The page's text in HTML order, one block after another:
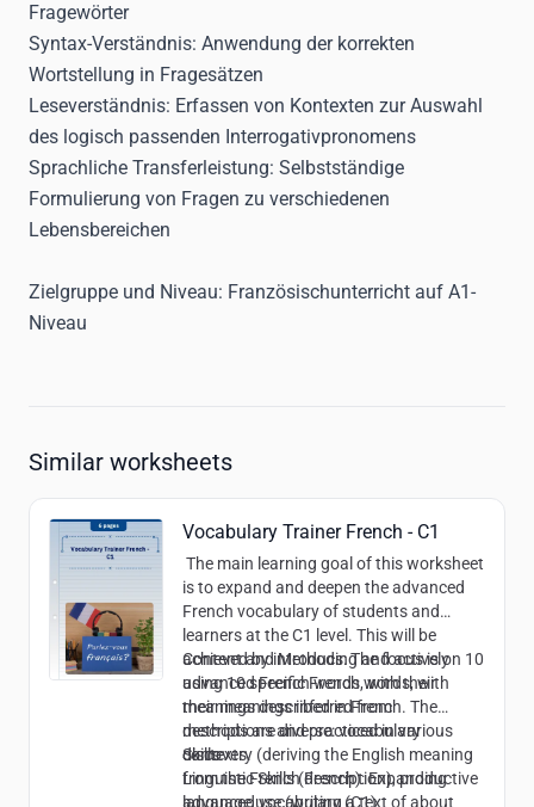
Fragewörter
Syntax-Verständnis: Anwendung der korrekten
Wortstellung in Fragesätzen
Leseverständnis: Erfassen von Kontexten zur Auswahl
des logisch passenden Interrogativpronomens
Sprachliche Transferleistung: Selbstständige
Formulierung von Fragen zu verschiedenen
Lebensbereichen
Zielgruppe und Niveau: Französischunterricht auf A1-
Niveau
Similar worksheets
Vocabulary Trainer French - C1
The main learning goal of this worksheet
is to expand and deepen the advanced
French vocabulary of students and
learners at the C1 level. This will be
achieved by introducing and actively
using 10 specific French words, with
their meanings inferred from
descriptions and practiced in various
contexts.
Content and Methods:The focus is on 10
advanced French words, with their
meanings described in French. The
methods are diverse: vocabulary
discovery (deriving the English meaning
from the French description), productive
language use (writing a text of about
Skills:
Linguistic Skills (French): Expanding
advanced vocabulary (C1)